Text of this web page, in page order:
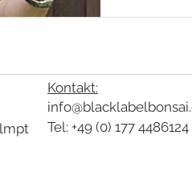
Kontakt:
Tel: +49 (0) 177 4486124